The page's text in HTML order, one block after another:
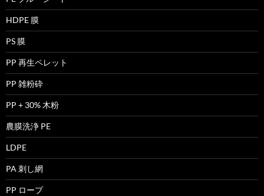
HDPE 膜
PS 膜
PP 再生ペレット
PP 雑粉砕
PP + 30% 木粉
農膜洗浄 PE
LDPE
PA 刺し網
PP ロープ